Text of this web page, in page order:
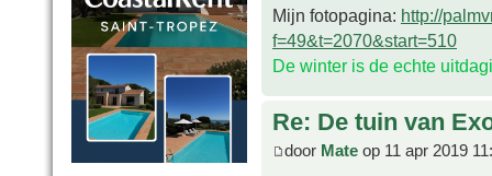
Mijn fotopagina: http://
f=49&t=2070&start=510
De winter is de echte
Re: De tuin van
door Mate op 11 apr 2019